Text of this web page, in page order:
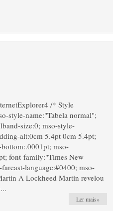
/* Style
style-name:"Tabela normal";
size:0; mso-style-
alt:0cm 5.4pt 0cm 5.4pt;
mso-
font-family:"Times New
language:#0400; mso-
A Lockheed Martin revelou
Ler mais»